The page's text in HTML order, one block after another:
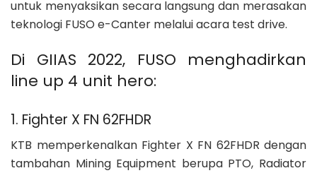
untuk menyaksikan secara langsung dan merasakan
teknologi FUSO e-Canter melalui acara test drive.
Di GIIAS 2022, FUSO menghadirkan
line up 4 unit hero:
1. Fighter X FN 62FHDR
KTB memperkenalkan Fighter X FN 62FHDR dengan
tambahan Mining Equipment berupa PTO, Radiator